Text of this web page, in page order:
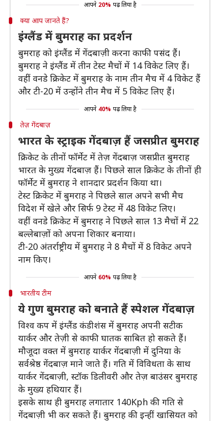
आपने 20% पढ़ लिया है
क्या आप जानते हैं?
इंग्लैंड में बुमराह का प्रदर्शन
बुमराह को इंग्लैंड में गेंदबाज़ी करना काफी पसंद हैं।
बुमराह ने इंग्लैंड में तीन टेस्ट मैचों में 14 विकेट लिए हैं।
वहीं वनडे क्रिकेट में बुमराह के नाम तीन मैच में 4 विकेट हैं
और टी-20 में उन्होंने तीन मैच में 5 विकेट लिए हैं।
आपने 40% पढ़ लिया है
तेज़ गेंदबाज़
भारत के स्ट्राइक गेंदबाज़ हैं जसप्रीत बुमराह
क्रिकेट के तीनों फॉर्मेट में तेज़ गेंदबाज़ जसप्रीत बुमराह
भारत के मुख्य गेंदबाज़ हैं। पिछले साल क्रिकेट के तीनों ही
फॉर्मेट में बुमराह ने शानदार प्रदर्शन किया था।
टेस्ट क्रिकेट में बुमराह ने पिछले साल अपने सभी मैच
विदेश में खेले और सिर्फ 9 टेस्ट में 48 विकेट लिए।
वहीं वनडे क्रिकेट में बुमराह ने पिछले साल 13 मैचों में 22
बल्लेबाज़ों को अपना शिकार बनाया।
टी-20 अंतर्राष्ट्रीय में बुमराह ने 8 मैचों में 8 विकेट अपने
नाम किए।
आपने 60% पढ़ लिया है
भारतीय टीम
ये गुण बुमराह को बनाते हैं स्पेशल गेंदबाज़
विश्व कप में इंग्लैंड कंडीशंस में बुमराह अपनी सटीक
यार्कर और तेज़ी से काफी घातक साबित हो सकते हैं।
मौजूदा वक्त में बुमराह यार्कर गेंदबाज़ी में दुनिया के
सर्वश्रेष्ठ गेंदबाज़ माने जाते हैं। गति में विविधता के साथ
यार्कर गेंदबाज़ी, स्टॉक डिलीवरी और तेज़ बाउंसर बुमराह
के मुख्य हथियार हैं।
इसके साथ ही बुमराह लगातार 140Kph की गति से
गेंदबाज़ी भी कर सकते हैं। बुमराह की इन्हीं खासियत को